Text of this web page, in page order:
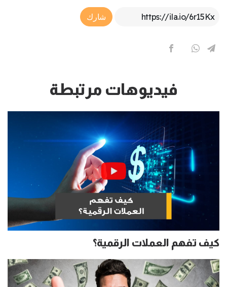
Article Link
شارك
فيديوهات مرتبطة
كيف تفهم العملات الرقمية؟